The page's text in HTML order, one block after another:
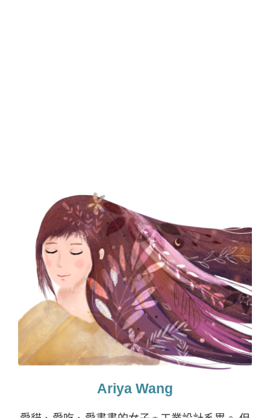
Ariya Wang